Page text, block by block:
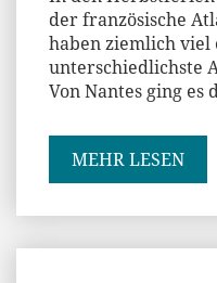
der französische
haben ziemlich
unterschiedlichste
Von Nantes ging es
MEHR LESEN